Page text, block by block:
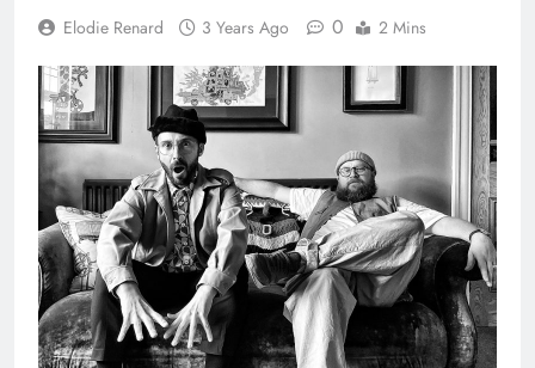
Elodie Renard 3 Years Ago 0 2 Mins